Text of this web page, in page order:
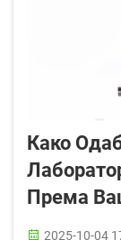
Како
Према
2025-10-04